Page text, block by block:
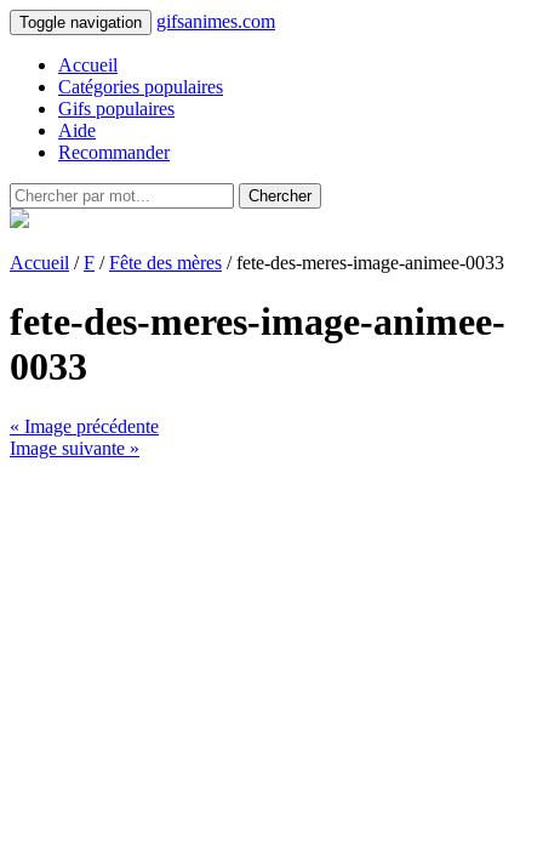
Toggle navigation gifsanimes.com
Accueil
Catégories populaires
Gifs populaires
Aide
Recommander
Chercher
Accueil /F /Fête des mères / fete-des-meres-image-animee-0033
fete-des-meres-image-animee-
0033
« Image précédente
Image suivante »